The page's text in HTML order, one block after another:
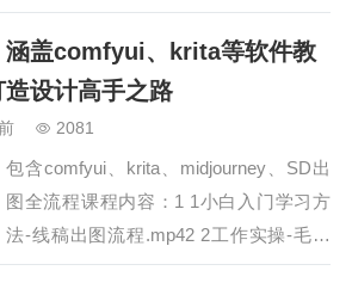
人.mov.mp4002.第一章第二节我们为什
么要成为团购达人,mov.mp4003.第一章
第三节团购达人的账号如何搭
建,mov.mp4006.第一章第六节 如何查看
涵盖comfyui、krita等软件教
设计高手之路
2081
包含comfyui、krita、midjourney、SD出
图全流程课程内容：1 1小白入门学习方
法-线稿出图流程.mp42 2工作实操-毛坯
出图全流程(室内).mp43 3工作实操-最观